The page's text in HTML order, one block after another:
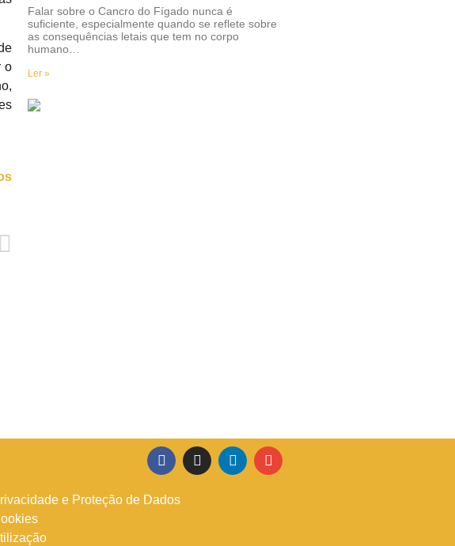
o
Falar sobre o Cancro do Fígado nunca é
suficiente, especialmente quando se reflete sobre
as consequências letais que tem no corpo
humano…
Ler »
e Proteção de Dados